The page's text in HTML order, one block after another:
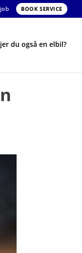
BOOK SERVICE
du også en elbil?